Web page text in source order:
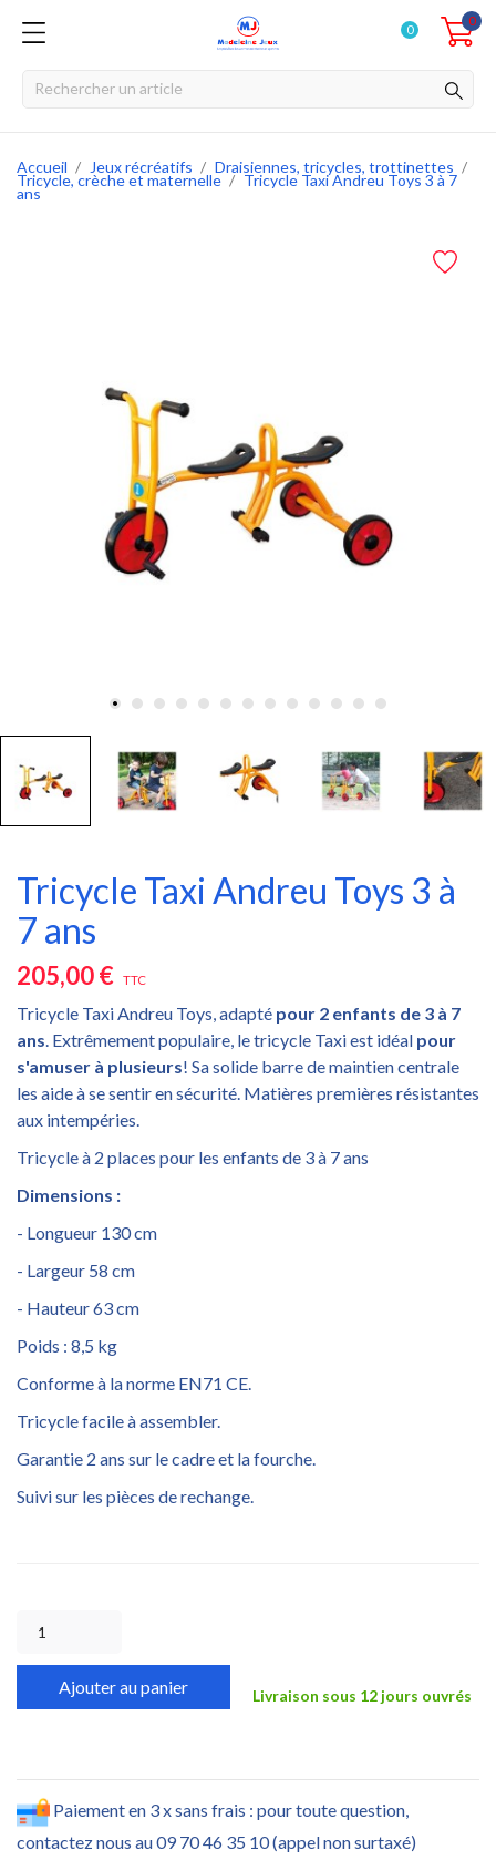
0
0
Accueil Jeux récréatifs Draisiennes, tricycles, trottinettes
Tricycle, crèche et maternelle Tricycle Taxi Andreu Toys 3 à 7
ans
Tricycle Taxi Andreu Toys 3 à
7 ans
205,00 € TTC
Tricycle Taxi Andreu Toys, adapté pour 2 enfants de 3 à 7
ans. Extrêmement populaire, le tricycle Taxi est idéal pour
s'amuser à plusieurs! Sa solide barre de maintien centrale
les aide à se sentir en sécurité. Matières premières résistantes
aux intempéries.
Tricycle à 2 places pour les enfants de 3 à 7 ans
Dimensions :
- Longueur 130 cm
- Largeur 58 cm
- Hauteur 63 cm
Poids : 8,5 kg
Conforme à la norme EN71 CE.
Tricycle facile à assembler.
Garantie 2 ans sur le cadre et la fourche.
Suivi sur les pièces de rechange.
Ajouter au panier Livraison sous 12 jours ouvrés
Paiement en 3 x sans frais : pour toute question,
contactez nous au 09 70 46 35 10 (appel non surtaxé)